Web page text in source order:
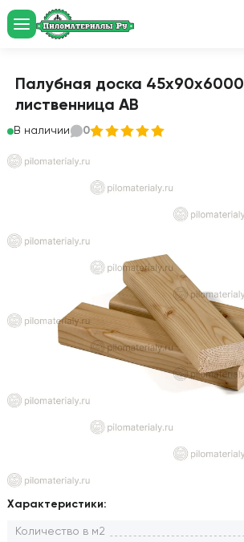
Палубная доска 45х90х6000
лиственница АВ
В наличии 0
Характеристики:
Количество в м2